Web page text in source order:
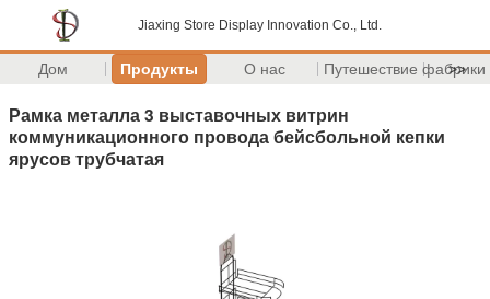
Jiaxing Store Display Innovation Co., Ltd.
Дом Продукты О нас Путешествие фабрики
>>
Рамка металла 3 выставочных витрин
коммуникационного провода бейсбольной кепки
ярусов трубчатая